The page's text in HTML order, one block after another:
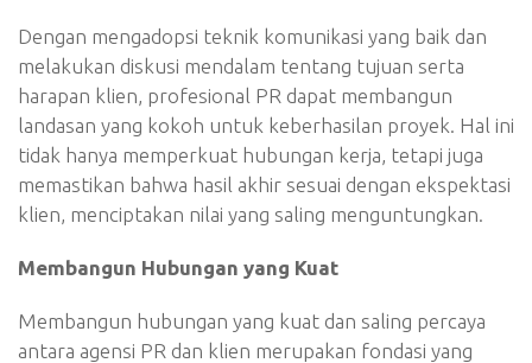
Dengan mengadopsi teknik komunikasi yang baik dan
melakukan diskusi mendalam tentang tujuan serta
harapan klien, profesional PR dapat membangun
landasan yang kokoh untuk keberhasilan proyek. Hal ini
tidak hanya memperkuat hubungan kerja, tetapi juga
memastikan bahwa hasil akhir sesuai dengan ekspektasi
klien, menciptakan nilai yang saling menguntungkan.
Membangun Hubungan yang Kuat
Membangun hubungan yang kuat dan saling percaya
antara agensi PR dan klien merupakan fondasi yang